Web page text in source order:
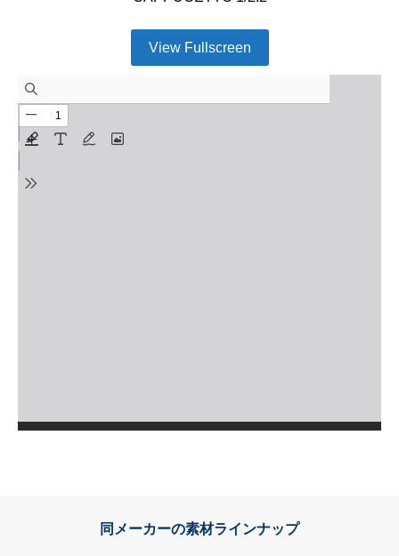
View Fullscreen
同メーカーの素材ラインナップ